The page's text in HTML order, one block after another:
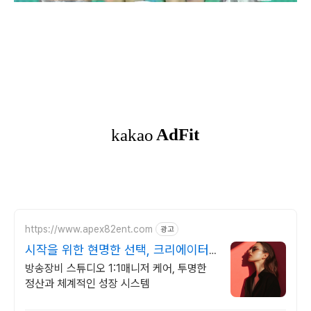
https://www.apex82ent.com 광고
시작을 위한 현명한 선택, 크리에이터,
BJ 상시 모집
방송장비 스튜디오 1:1매니저 케어, 투명한
정산과 체계적인 성장 시스템